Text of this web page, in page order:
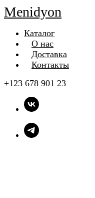
Menidyon
Каталог
О нас
Доставка
Контакты
+123 678 901 23